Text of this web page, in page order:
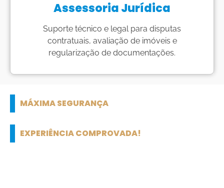
Assessoria Jurídica
Suporte técnico e legal para disputas
contratuais, avaliação de imóveis e
regularização de documentações.
MÁXIMA SEGURANÇA
EXPERIÊNCIA COMPROVADA!